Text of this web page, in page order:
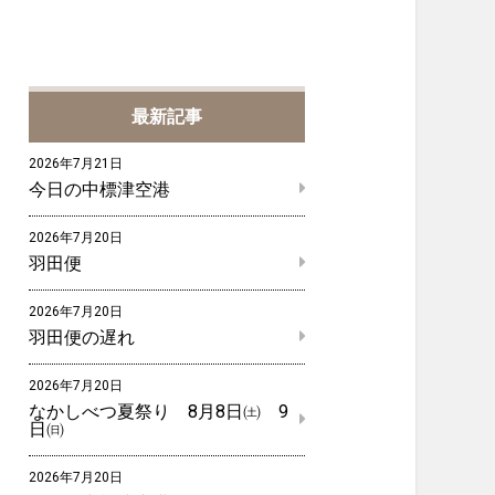
最新記事
2026年7月21日
今日の中標津空港
2026年7月20日
羽田便
2026年7月20日
羽田便の遅れ
2026年7月20日
なかしべつ夏祭り 8月8日㈯ 9
日㈰
2026年7月20日